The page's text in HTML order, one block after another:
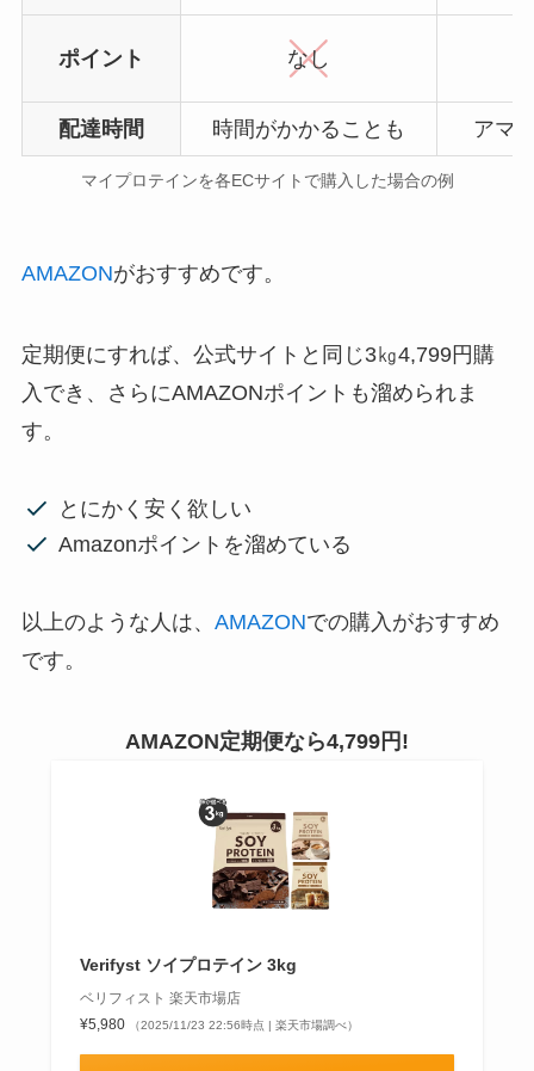
ポイント なし
配達時間 時間がかかることも アマ
マイプロテインを各ECサイトで購入した場合の例
AMAZONがおすすめです。
定期便にすれば、公式サイトと同じ3㎏4,799円購
入でき、さらにAMAZONポイントも溜められま
す。
とにかく安く欲しい
Amazonポイントを溜めている
以上のような人は、 AMAZONでの購入がおすすめ
です。
AMAZON定期便なら4,799円!
Verifyst ソイプロテイン 3kg
ベリフィスト 楽天市場店
¥5,980
（2025/11/23 22:56時点 | 楽天市場調べ）